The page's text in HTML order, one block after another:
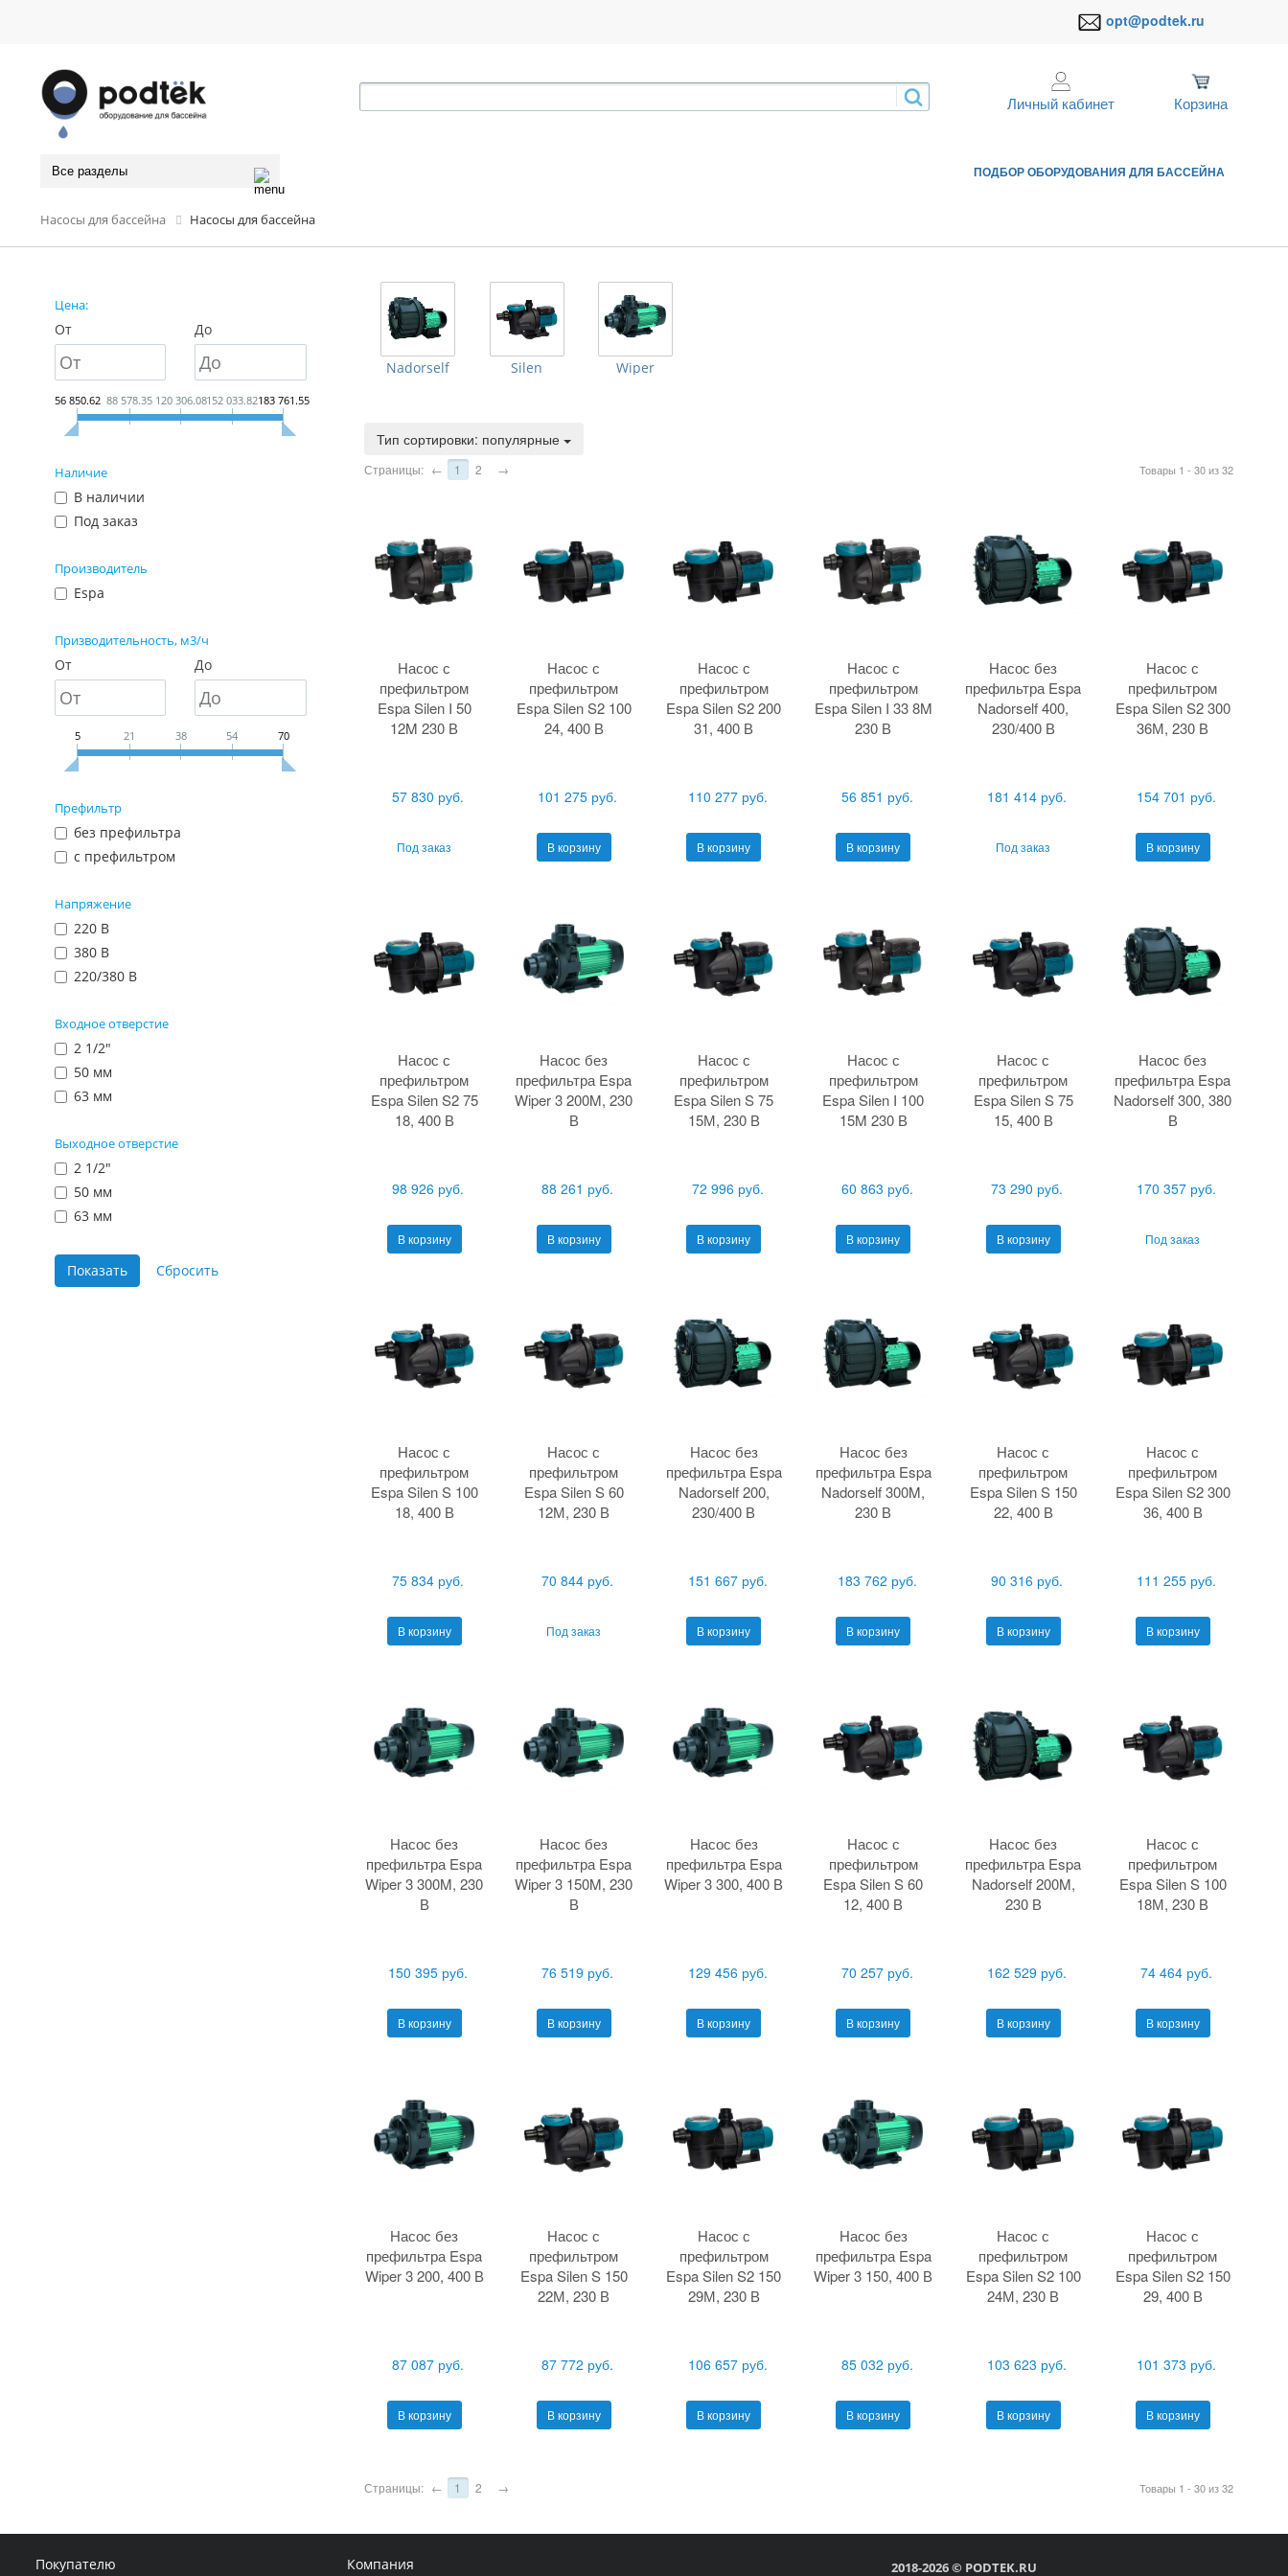
opt@podtek.ru
Личный кабинет Корзина
Все разделы ПОДБОР ОБОРУДОВАНИЯ ДЛЯ БАССЕЙНА
Насосы для бассейна Насосы для бассейна
Цена:
От До
56 850.62 88 578.35 120 306.08152 033.82183 761.55
Наличие
В наличии
Под заказ
Производитель
Espa
Призводительность, м3/ч
От До
5 21 38 54 70
Префильтр
без префильтра
с префильтром
Напряжение
220 В
380 В
220/380 В
Входное отверстие
2 1/2"
50 мм
63 мм
Выходное отверстие
2 1/2"
50 мм
63 мм
Nadorself Silen Wiper
Тип сортировки: популярные
Товары 1 - 30 из 32
Страницы: ← 1 2 →
Насос с
префильтром
Espa Silen I 50
12M 230 В
57 830 руб.
Под заказ
Насос с
префильтром
Espa Silen S2 100
24, 400 В
101 275 руб.
В корзину
Насос с
префильтром
Espa Silen S2 200
31, 400 В
110 277 руб.
В корзину
Насос с
префильтром
Espa Silen I 33 8M
230 В
56 851 руб.
В корзину
Насос без
префильтра Espa
Nadorself 400,
230/400 В
181 414 руб.
Под заказ
Насос с
префильтром
Espa Silen S2 300
36М, 230 В
154 701 руб.
В корзину
Насос с
префильтром
Espa Silen S2 75
18, 400 В
98 926 руб.
В корзину
Насос без
префильтра Espa
Wiper 3 200M, 230
В
88 261 руб.
В корзину
Насос с
префильтром
Espa Silen S 75
15М, 230 В
72 996 руб.
В корзину
Насос с
префильтром
Espa Silen I 100
15M 230 В
60 863 руб.
В корзину
Насос с
префильтром
Espa Silen S 75
15, 400 В
73 290 руб.
В корзину
Насос без
префильтра Espa
Nadorself 300, 380
В
170 357 руб.
Под заказ
Насос с
префильтром
Espa Silen S 100
18, 400 В
75 834 руб.
В корзину
Насос с
префильтром
Espa Silen S 60
12М, 230 В
70 844 руб.
Под заказ
Насос без
префильтра Espa
Nadorself 200,
230/400 В
151 667 руб.
В корзину
Насос без
префильтра Espa
Nadorself 300M,
230 В
183 762 руб.
В корзину
Насос с
префильтром
Espa Silen S 150
22, 400 В
90 316 руб.
В корзину
Насос с
префильтром
Espa Silen S2 300
36, 400 В
111 255 руб.
В корзину
Насос без
префильтра Espa
Wiper 3 300M, 230
В
150 395 руб.
В корзину
Насос без
префильтра Espa
Wiper 3 150M, 230
В
76 519 руб.
В корзину
Насос без
префильтра Espa
Wiper 3 300, 400 В
129 456 руб.
В корзину
Насос с
префильтром
Espa Silen S 60
12, 400 В
70 257 руб.
В корзину
Насос без
префильтра Espa
Nadorself 200M,
230 В
162 529 руб.
В корзину
Насос с
префильтром
Espa Silen S 100
18М, 230 В
74 464 руб.
В корзину
Насос без
префильтра Espa
Wiper 3 200, 400 В
87 087 руб.
В корзину
Насос с
префильтром
Espa Silen S 150
22М, 230 В
87 772 руб.
В корзину
Насос с
префильтром
Espa Silen S2 150
29М, 230 В
106 657 руб.
В корзину
Насос без
префильтра Espa
Wiper 3 150, 400 В
85 032 руб.
В корзину
Насос с
префильтром
Espa Silen S2 100
24М, 230 В
103 623 руб.
В корзину
Насос с
префильтром
Espa Silen S2 150
29, 400 В
101 373 руб.
В корзину
Товары 1 - 30 из 32
Страницы: ← 1 2 →
Покупателю Компания 2018-2026 © PODTEK.RU